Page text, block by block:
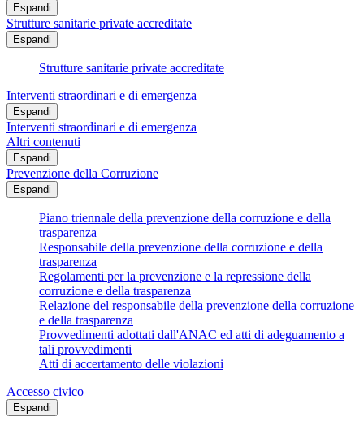
Espandi
Strutture sanitarie private accreditate
Espandi
Strutture sanitarie private accreditate
Interventi straordinari e di emergenza
Espandi
Interventi straordinari e di emergenza
Altri contenuti
Espandi
Prevenzione della Corruzione
Espandi
Piano triennale della prevenzione della corruzione e della
trasparenza
Responsabile della prevenzione della corruzione e della
trasparenza
Regolamenti per la prevenzione e la repressione della
corruzione e della trasparenza
Relazione del responsabile della prevenzione della corruzione
e della trasparenza
Provvedimenti adottati dall'ANAC ed atti di adeguamento a
tali provvedimenti
Atti di accertamento delle violazioni
Accesso civico
Espandi